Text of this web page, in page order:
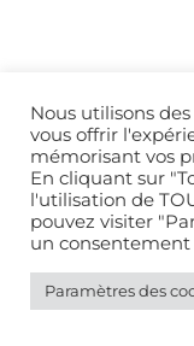
Nous utilisons
vous offrir
mémorisant vos
En cliquant sur
l'utilisation de
pouvez visiter
un consentement
Paramètres des